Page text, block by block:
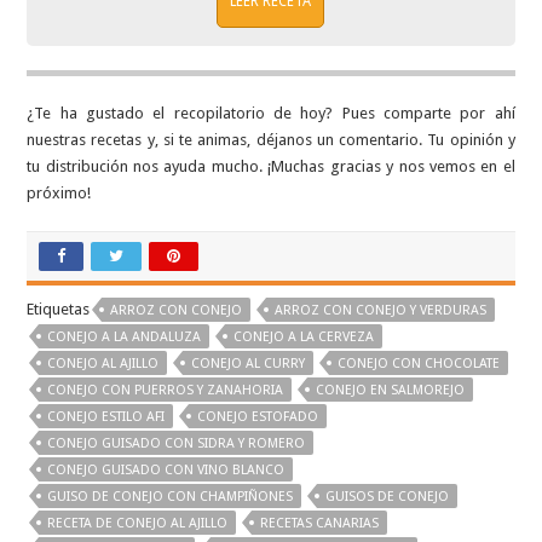
¿Te ha gustado el recopilatorio de hoy? Pues comparte por ahí
nuestras recetas y, si te animas, déjanos un comentario. Tu opinión y
tu distribución nos ayuda mucho. ¡Muchas gracias y nos vemos en el
próximo!
Etiquetas ARROZ CON CONEJO
ARROZ CON CONEJO Y VERDURAS
CONEJO A LA ANDALUZA
CONEJO A LA CERVEZA
CONEJO AL AJILLO
CONEJO AL CURRY
CONEJO CON CHOCOLATE
CONEJO CON PUERROS Y ZANAHORIA
CONEJO EN SALMOREJO
CONEJO ESTILO AFI
CONEJO ESTOFADO
CONEJO GUISADO CON SIDRA Y ROMERO
CONEJO GUISADO CON VINO BLANCO
GUISO DE CONEJO CON CHAMPIÑONES
GUISOS DE CONEJO
RECETA DE CONEJO AL AJILLO
RECETAS CANARIAS